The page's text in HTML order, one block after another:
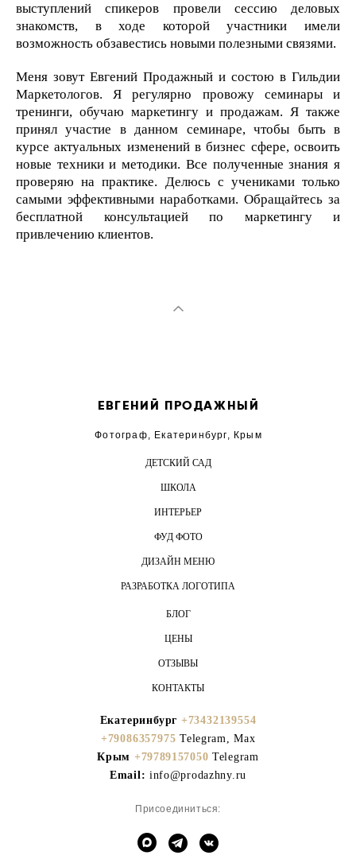
выступлений спикеров провели сессию деловых
знакомств, в ходе которой участники имели
возможность обзавестись новыми полезными связями.
Меня зовут Евгений Продажный и состою в Гильдии
Маркетологов. Я регулярно провожу семинары и
тренинги, обучаю маркетингу и продажам. Я также
принял участие в данном семинаре, чтобы быть в
курсе актуальных изменений в бизнес сфере, освоить
новые техники и методики. Все полученные знания я
проверяю на практике. Делюсь с учениками только
самыми эффективными наработками. Обращайтесь за
бесплатной консультацией по маркетингу и
привлечению клиентов.
ЕВГЕНИЙ ПРОДАЖНЫЙ
Фотограф, Екатеринбург, Крым
ДЕТСКИЙ САД
ШКОЛА
ИНТЕРЬЕР
ФУД ФОТО
ДИЗАЙН МЕНЮ
РАЗРАБОТКА ЛОГОТИПА
БЛОГ
ЦЕНЫ
ОТЗЫВЫ
КОНТАКТЫ
Екатеринбург +73432139554
+79086357975 Telegram, Max
Крым +79789157050 Telegram
Email: info@prodazhny.ru
Присоединиться: